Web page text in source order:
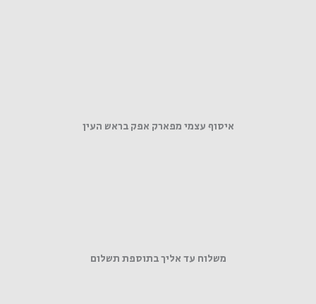
איסוף עצמי מפארק אפק בראש העין
משלוח עד אליך בתוספת תשלום